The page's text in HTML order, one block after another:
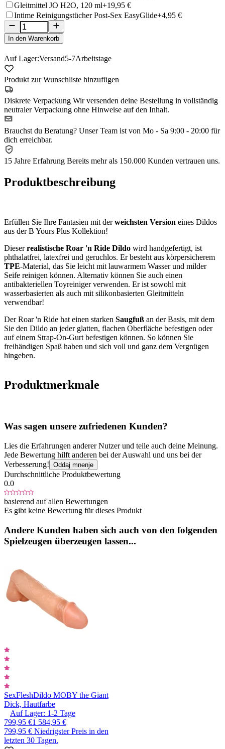
Gleitmittel JO H2O, 120 ml+19,95 €
Intime Reinigungstücher Post-Sex EasyGlide+4,95 €
In den Warenkorb
Auf Lager:Versand5-7Arbeitstage
Produkt zur Wunschliste hinzufügen
Diskrete Verpackung Wir versenden deine Bestellung in vollständig
neutraler Verpackung ohne Hinweise auf den Inhalt.
Brauchst du Beratung? Unser Team ist von Mo - Sa 9:00 - 20:00 für
dich erreichbar.
15 Jahre Erfahrung Bereits mehr als 150.000 Kunden vertrauen uns.
Produktbeschreibung
Erfüllen Sie Ihre Fantasien mit derweichsten Version eines Dildos
aus der B Yours Plus Kollektion!
Dieserrealistische Roar 'n Ride Dildo wird handgefertigt, ist
phthalatfrei, latexfrei und geruchlos. Er besteht aus körpersicherem
TPE-Material, das Sie leicht mit lauwarmem Wasser und milder
Seife reinigen können. Alternativ können Sie auch einen
antibakteriellen Toyreiniger verwenden. Er ist sowohl mit
wasserbasierten als auch mit silikonbasierten Gleitmitteln
verwendbar!
Der Roar 'n Ride hat einen starken Saugfuß an der Basis, mit dem
Sie den Dildo an jeder glatten, flachen Oberfläche befestigen oder
auf einem Strap-On-Gurt befestigen können. So können Sie
freihändigen Spaß haben und sich voll und ganz dem Vergnügen
hingeben.
Produktmerkmale
Was sagen unsere zufriedenen Kunden?
Lies die Erfahrungen anderer Nutzer und teile auch deine Meinung.
Jede Bewertung hilft anderen bei der Auswahl und uns bei der
Verbesserung! Oddaj mnenje
Durchschnittliche Produktbewertung
0.0
basierend auf allen Bewertungen
Es gibt keine Bewertung für dieses Produkt
Andere Kunden haben sich auch von den folgenden
Spielzeugen überzeugen lassen...
SexFleshDildo MOBY the Giant
Dick, Hautfarbe
Auf Lager: 1-2 Tage
799,95 €1 584,95 €
799,95 € Niedrigster Preis in den
letzten 30 Tagen.